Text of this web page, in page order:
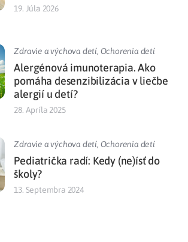
19. Júla 2026
Zdravie a výchova detí, Ochorenia detí
Alergénová imunoterapia. Ako
pomáha desenzibilizácia v liečbe
alergií u detí?
28. Apríla 2025
Zdravie a výchova detí, Ochorenia detí
Pediatrička radí: Kedy (ne)ísť do
školy?
13. Septembra 2024